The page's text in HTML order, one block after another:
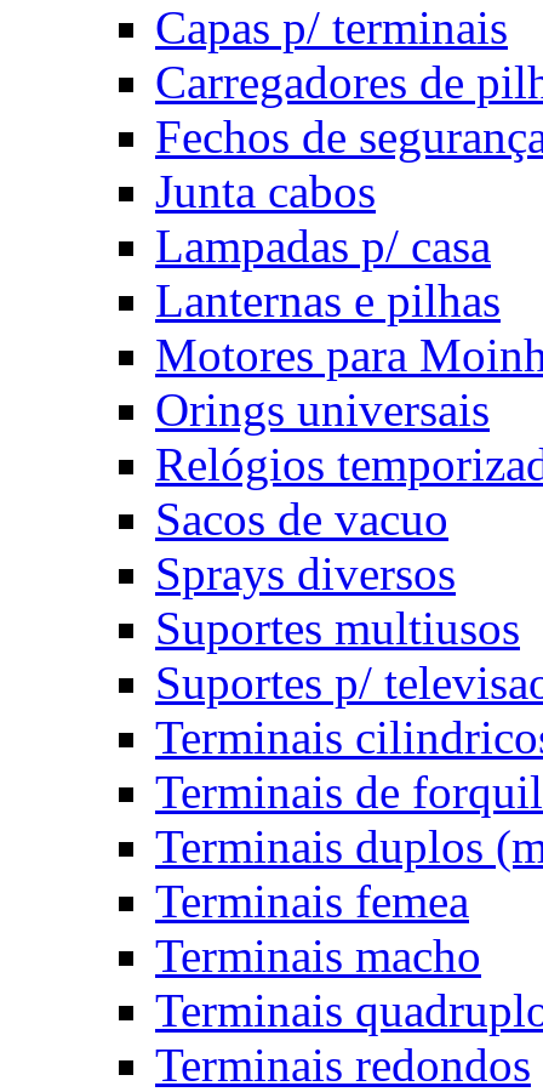
Capas p/ terminais
Carregadores de
Fechos de
Junta cabos
Lampadas p/ casa
Lanternas e pilhas
Motores para
Orings universais
Relógios
Sacos de vacuo
Sprays diversos
Suportes multiusos
Suportes p/
Terminais
Terminais de
Terminais duplos
Terminais femea
Terminais macho
Terminais
Terminais redondos